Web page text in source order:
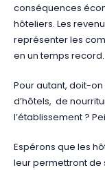
conséquences
hôteliers. Les
représenter les
en un temps record.
Pour autant, doit-
d’hôtels, de
l’établissement ?
Espérons que les
leur permettront de